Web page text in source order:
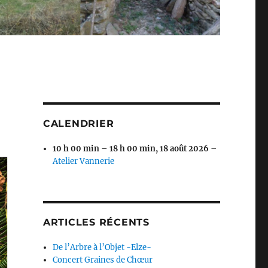
CALENDRIER
10 h 00 min – 18 h 00 min,18 août 2026 –
Atelier Vannerie
ARTICLES RÉCENTS
De l’Arbre à l’Objet -Elze-
Concert Graines de Chœur